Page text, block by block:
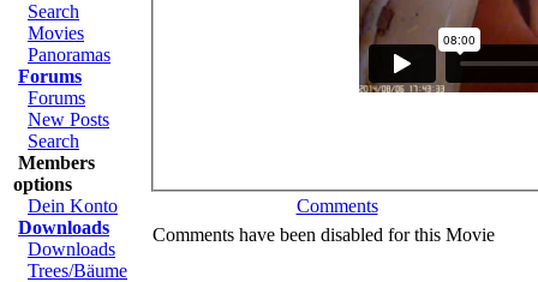
Search
Movies
Panoramas
Forums
Forums
New Posts
Search
Members
options
Dein Konto
Downloads
Downloads
Trees/Bäume
Comments
Comments have been disabled for this Movie